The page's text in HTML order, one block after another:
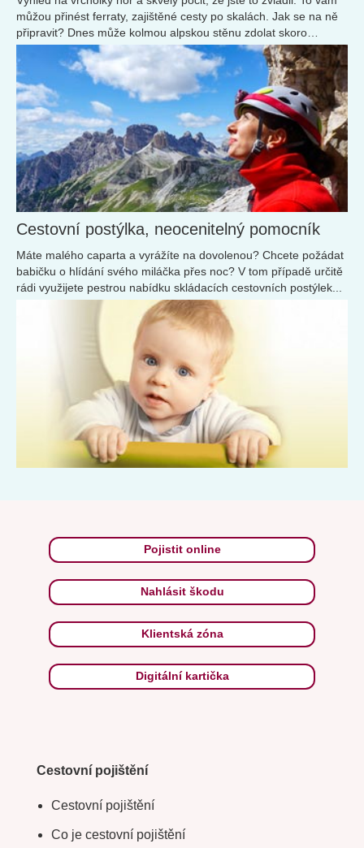
můžou přinést ferraty, zajištěné cesty po skalách. Jak se na ně
připravit? Dnes může kolmou alpskou stěnu zdolat skoro
každý...
Cestovní postýlka, neocenitelný pomocník
Máte malého caparta a vyrážíte na dovolenou? Chcete požádat
babičku o hlídání svého miláčka přes noc? V tom případě určitě
rádi využijete pestrou nabídku skládacích cestovních postýlek...
Pojistit online
Nahlásit škodu
Klientská zóna
Digitální kartička
Cestovní pojištění
Cestovní pojištění
Co je cestovní pojištění